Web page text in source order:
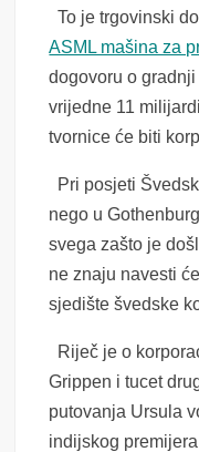
To je trgovinski
ASML mašina za
dogovoru o
vrijedne 11
tvornice će biti
Pri posjeti
nego u
svega zašto je
ne znaju navesti
sjedište švedske
Riječ je o
Grippen i tucet
putovanja Ursula
indijskog